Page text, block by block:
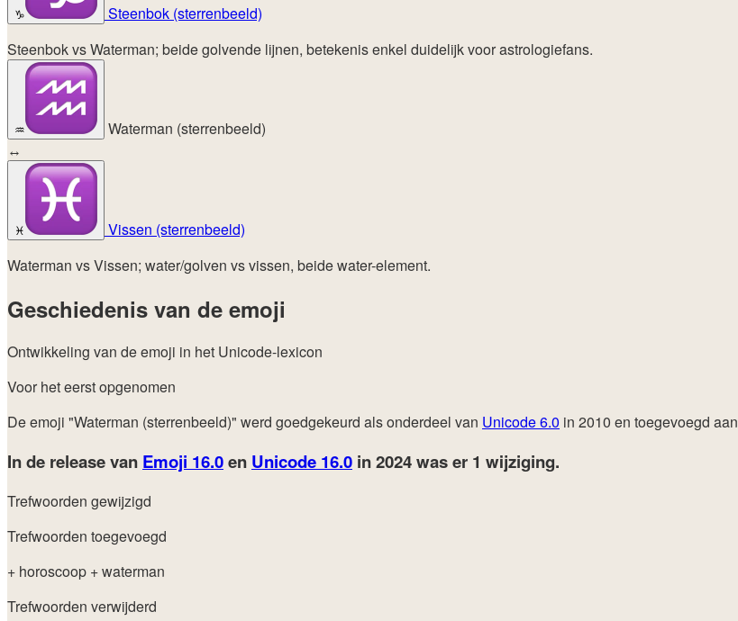
♑
Steenbok (sterrenbeeld)
Steenbok vs Waterman; beide golvende lijnen, betekenis enkel duidelijk voor astrologiefans.
♒
Waterman (sterrenbeeld)
↔
♓
Vissen (sterrenbeeld)
Waterman vs Vissen; water/golven vs vissen, beide water-element.
Geschiedenis van de emoji
Ontwikkeling van de emoji in het Unicode-lexicon
Voor het eerst opgenomen
De emoji "Waterman (sterrenbeeld)" werd goedgekeurd als onderdeel van Unicode 6.0 in 2010 en toegevoegd aan
In de release van Emoji 16.0en Unicode 16.0 in 2024was er 1 wijziging.
Trefwoorden gewijzigd
Trefwoorden toegevoegd
+ horoscoop + waterman
Trefwoorden verwijderd